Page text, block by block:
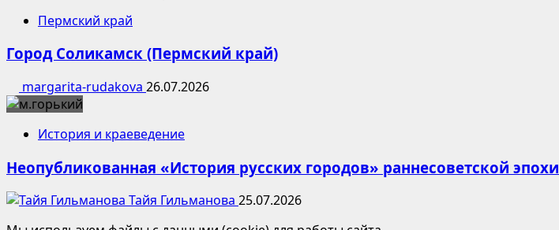
Пермский край
Город Соликамск (Пермский край)
margarita-rudakova 26.07.2026
История и краеведение
Неопубликованная «История русских городов» раннесоветской эпохи
Тайя Гильманова 25.07.2026